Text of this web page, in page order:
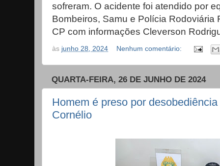
sofreram. O acidente foi atendido por
Bombeiros, Samu e Polícia Rodoviária
CP com informações Cleverson
às junho 28, 2024 Nenhum comentário:
QUARTA-FEIRA, 26 DE JUNHO DE 2024
Homem é preso por
Cornélio